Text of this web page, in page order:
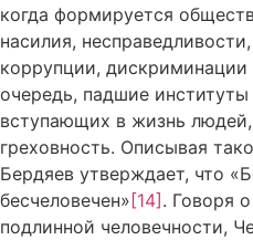
когда формируется
насилия,
коррупции,
очередь, падшие институты
вступающих в жизнь
греховность. Описывая
Бердяев утверждает, что
бесчеловечен»[14]. Говоря
подлинной человечности,